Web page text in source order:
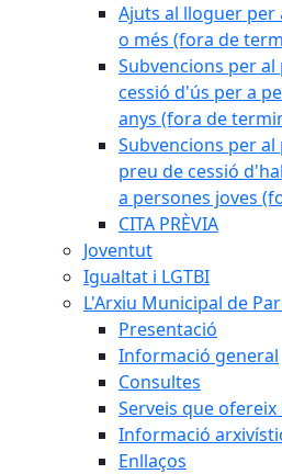
Ajuts al lloguer per
o més (fora de
Subvencions per
cessió d'ús per a
anys (fora de
Subvencions per
preu de cessió
a persones joves
CITA PRÈVIA
Joventut
Igualtat i LGTBI
L'Arxiu Municipal de
Presentació
Informació general
Consultes
Serveis que ofereix
Informació
Enllaços